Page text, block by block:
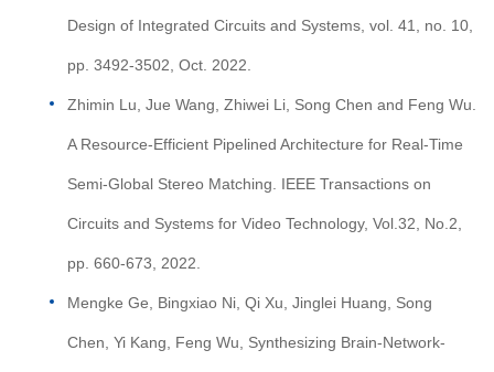
Design of Integrated Circuits and Systems, vol. 41, no. 10,
pp. 3492-3502, Oct. 2022.
Zhimin Lu, Jue Wang, Zhiwei Li, Song Chen and Feng Wu.
A Resource-Efficient Pipelined Architecture for Real-Time
Semi-Global Stereo Matching. IEEE Transactions on
Circuits and Systems for Video Technology, Vol.32, No.2,
pp. 660-673, 2022.
Mengke Ge, Bingxiao Ni, Qi Xu, Jinglei Huang, Song
Chen, Yi Kang, Feng Wu, Synthesizing Brain-Network-